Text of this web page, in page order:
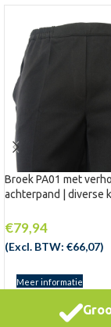
Broek PA01 met
achterpand | diverse
€79,94
(Excl. BTW: €66,07)
Meer informatie